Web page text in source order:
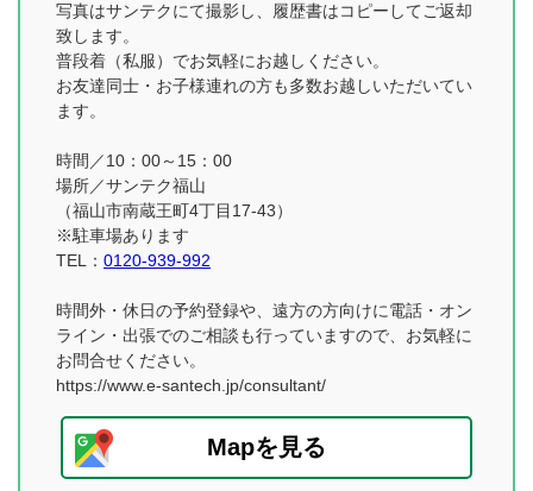
写真はサンテクにて撮影し、履歴書はコピーしてご返却
致します。
普段着（私服）でお気軽にお越しください。
お友達同士・お子様連れの方も多数お越しいただいてい
ます。
時間／10：00～15：00
場所／サンテク福山
（福山市南蔵王町4丁目17-43）
※駐車場あります
TEL： 0120-939-992
時間外・休日の予約登録や、遠方の方向けに電話・オン
ライン・出張でのご相談も行っていますので、お気軽に
お問合せください。
https://www.e-santech.jp/consultant/
Mapを見る